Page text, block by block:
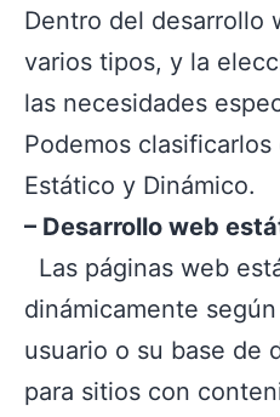
Dentro del desarrollo
varios tipos, y la
las necesidades
Podemos
Estático y Dinámico.
– Desarrollo web
Las páginas web
dinámicamente
usuario o su base de
para sitios con